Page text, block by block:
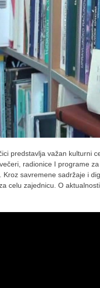
predstavlja važan kulturni
radionice I programe
Kroz savremene sadržaje i
celu zajednicu. O